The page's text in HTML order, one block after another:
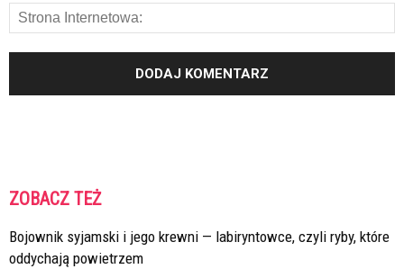
ZOBACZ TEŻ
Bojownik syjamski i jego krewni — labiryntowce, czyli ryby, które
oddychają powietrzem